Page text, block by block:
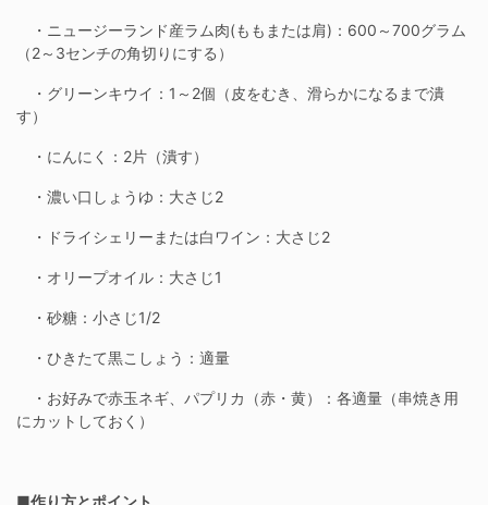
・ニュージーランド産ラム肉(ももまたは肩)：600～700グラム
（2～3センチの角切りにする）
・グリーンキウイ：1～2個（皮をむき、滑らかになるまで潰
す）
・にんにく：2片（潰す）
・濃い口しょうゆ：大さじ2
・ドライシェリーまたは白ワイン：大さじ2
・オリープオイル：大さじ1
・砂糖：小さじ1/2
・ひきたて黒こしょう：適量
・お好みで赤玉ネギ、パプリカ（赤・黄）：各適量（串焼き用
にカットしておく）
■作り方とポイント